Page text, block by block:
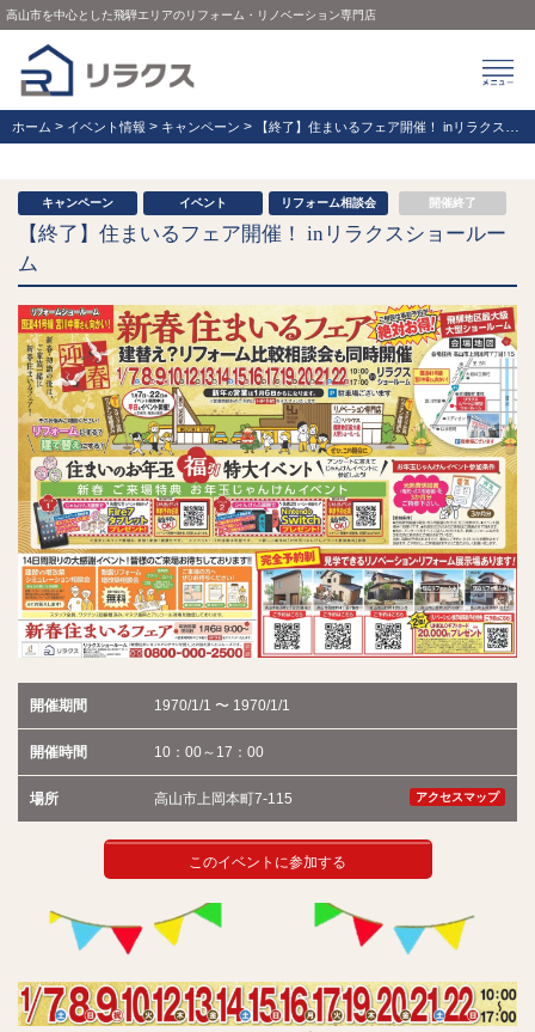
高山市を中心とした飛騨エリアのリフォーム・リノベーション専門店
ホーム > イベント情報 > キャンペーン > 【終了】住まいるフェア開催！ inリラクスショールーム
キャンペーン イベント リフォーム相談会 開催終了
【終了】住まいるフェア開催！ inリラクスショールー
ム
開催期間 1970/1/1 〜 1970/1/1
開催時間 10：00～17：00
場所 高山市上岡本町7-115 アクセスマップ
このイベントに参加する